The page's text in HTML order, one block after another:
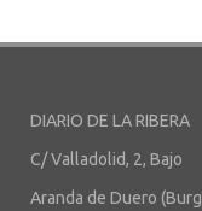
DIARIO DE LA RIBERA
C/ Valladolid, 2, Bajo
Aranda de Duero